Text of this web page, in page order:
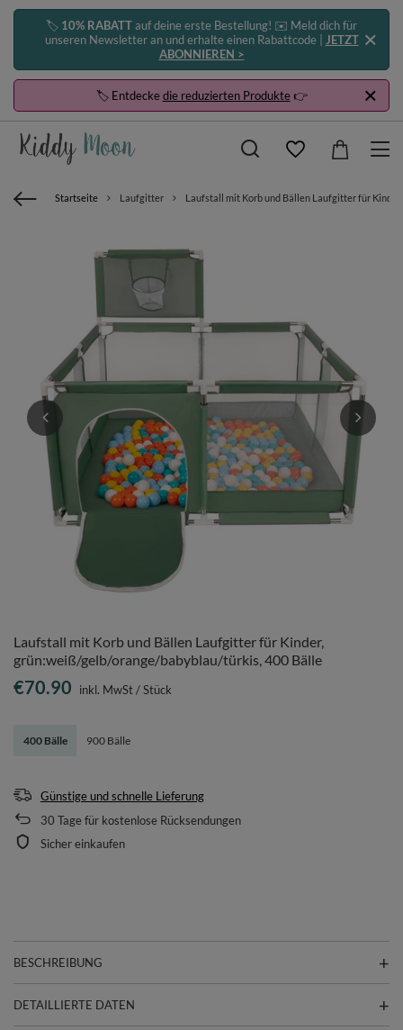
🏷️ 10% RABATTauf deine erste Bestellung! ✉️ Meld dich für
unseren Newsletter an und erhalte einen Rabattcode | JETZT
ABONNIEREN >
🏷️ Entdeckedie reduzierten Produkte👉
Startseite Laufgitter Laufstall mit Korb und Bällen Laufgitter für
Laufstall mit Korb und Bällen Laufgitter für Kinder,
grün:weiß/gelb/orange/babyblau/türkis, 400 Bälle
400 Bälle 900 Bälle
€70.90 inkl. MwSt/Stück
Günstige und schnelle Lieferung
30 Tage für kostenlose Rücksendungen
Sicher einkaufen
BESCHREIBUNG
DETAILLIERTE DATEN